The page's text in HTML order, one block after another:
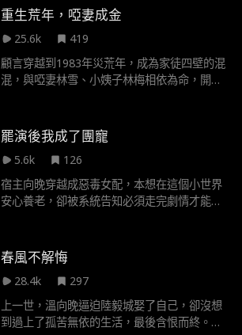
直到臨死前，陳宇鳴才知道顧玉妍故意讓他替
章亞斌背鍋，重生回到聯歡會當天。陳宇鳴覺
醒，親自誘導顧玉妍的父母和全工廠人一起抓
姦，從此陳宇鳴逆襲，得到真愛顧玉研一家得
知章亞斌的真面目，知道所託非人，後悔終
重生荒年，啞妻成金
25.6k
419
顧言穿越到1983年災荒年，成為家徒四壁的混
混，與啞妻林雪、小姨子林梅相依為命，開局
藝上山打獵解決溫飽，靠售賣野味與草藥賺取
錢財，還治癒林雪的啞疾；後結識藥店老闆沈
莉莉，達成藥材長期合作，甚至出讓金瘡藥配
方合作盈利，同時帶動村民採草藥增收。
罷演後我成了團寵
5.6k
126
宿主向晚穿越成惡毒女配，本想在這個小世界
安心養老，卻被系統告知必須走完劇情才能活
“天崩開局”，卻偏偏不走尋常路——她在晚宴
上給“亡夫”吹嗩吶，反手纏上陰戾反派陸遲，
用巴豆粉代替催情藥，把男女主的感情線攪得
一團糟。 隨着相處，向晚發現陸遲並非表面那
樣冷血，他的腿傷、車禍真相都指向養父陸
春風不解悔
28.4k
297
上一世，溫向晚逼迫陸毅城娶了自己，卻沒想
到過上了孤苦無依的生活，最後含恨而終。再